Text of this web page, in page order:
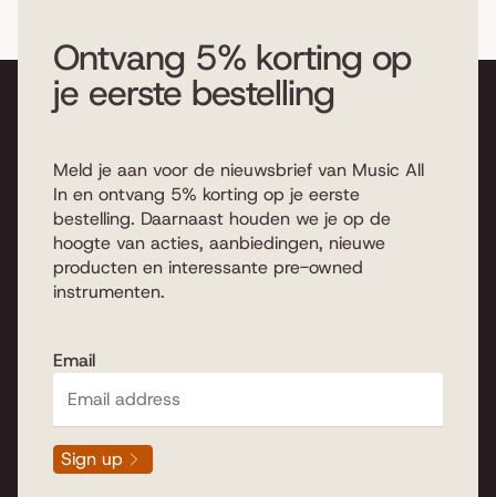
Ontvang 5% korting op
je eerste bestelling
Meld je aan voor de nieuwsbrief van Music All
In en ontvang 5% korting op je eerste
bestelling. Daarnaast houden we je op de
hoogte van acties, aanbiedingen, nieuwe
producten en interessante pre-owned
instrumenten.
Email
Sign up